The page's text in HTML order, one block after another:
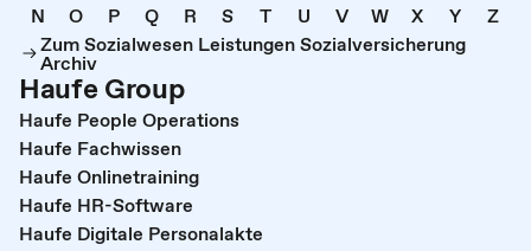
N
O P Q R S T U V W X Y
Z
Zum Sozialwesen Leistungen Sozialversicherung
Archiv
Haufe Group
Haufe People Operations
Haufe Fachwissen
Haufe Onlinetraining
Haufe HR-Software
Haufe Digitale Personalakte